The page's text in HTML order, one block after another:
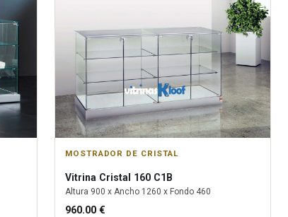
MOSTRADOR DE CRISTAL
Vitrina Cristal 160 C1B
Altura 900 x Ancho 1260 x Fondo 460
960.00 €